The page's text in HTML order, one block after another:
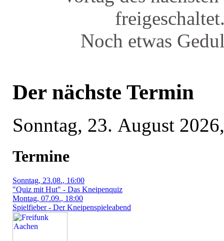
Noch etwas
Der nächste Termin
Sonntag, 23. August 2026
Termine
Sonntag, 23.08., 16:00
"Quiz mit Hut" - Das Kneipenquiz
Montag, 07.09., 18:00
Spielfieber - Der Kneipenspieleabend